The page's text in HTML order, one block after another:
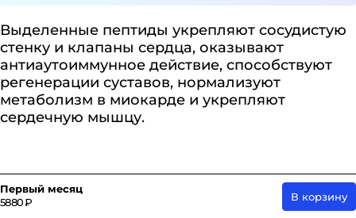
Выделенные пептиды укрепляют сосудистую
стенку и клапаны сердца, оказывают
антиаутоиммунное действие, способствуют
регенерации суставов, нормализуют
метаболизм в миокарде и укрепляют
сердечную мышцу.
Первый месяц
5880 ₽
В корзину